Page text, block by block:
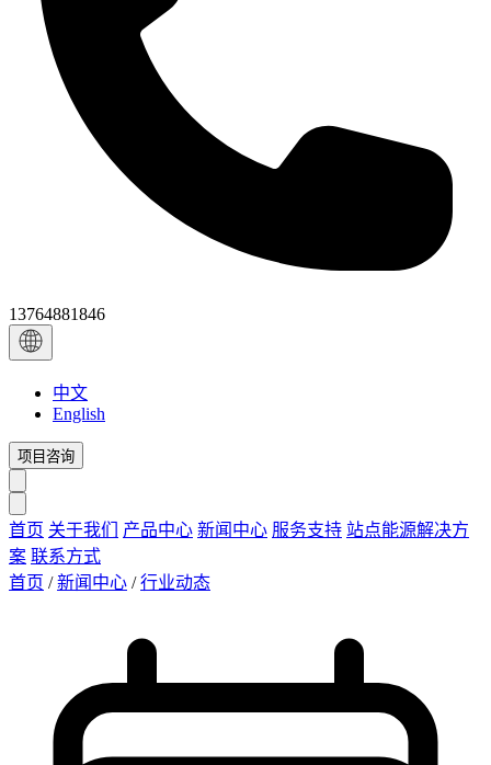
13764881846
中文
English
项目咨询
首页 关于我们 产品中心 新闻中心 服务支持 站点能源解决方
案 联系方式
首页 / 新闻中心 / 行业动态